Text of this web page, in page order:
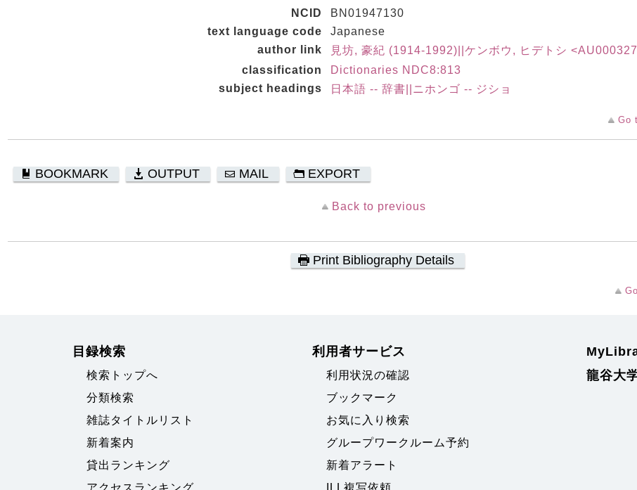
NCID
BN01947130
text language code
Japanese
author link
見坊, 豪紀 (1914-1992)||ケンボウ, ヒデトシ
classification
Dictionaries NDC8:813
subject headings
日本語 -- 辞書||ニホンゴ -- ジショ
Go
BOOKMARK OUTPUT MAIL EXPORT
Back to previous
Print Bibliography Details
目録検索
検索トップへ
分類検索
雑誌タイトルリスト
新着案内
貸出ランキング
アクセスランキング
利用者サービス
利用状況の確認
ブックマーク
お気に入り検索
グループワークルーム予約
新着アラート
ILL複写依頼
龍谷大